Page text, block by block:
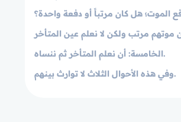
الموت؛ هل كان مرتباً أو دفعة واحدة؟
الخامسة: أن نعلم المتأخر ثم ننساه.
وفي هذه الأحوال الثلاث لا توارث بينهم.